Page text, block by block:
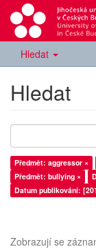
Hledat
Hledat
Předmět: aggressor ×
Předmět: bullying ×
Datum publikování:
Zobrazují se